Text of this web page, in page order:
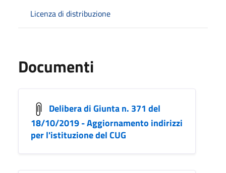
Licenza di distribuzione
Documenti
Delibera di Giunta n. 371 del
18/10/2019 - Aggiornamento indirizzi
per l'istituzione del CUG